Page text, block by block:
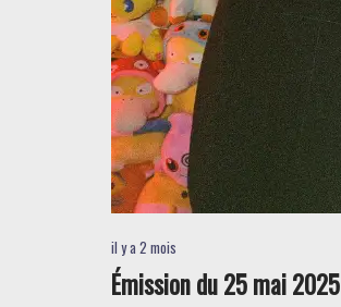
il y a 2 mois
Émission du 25 mai 2025